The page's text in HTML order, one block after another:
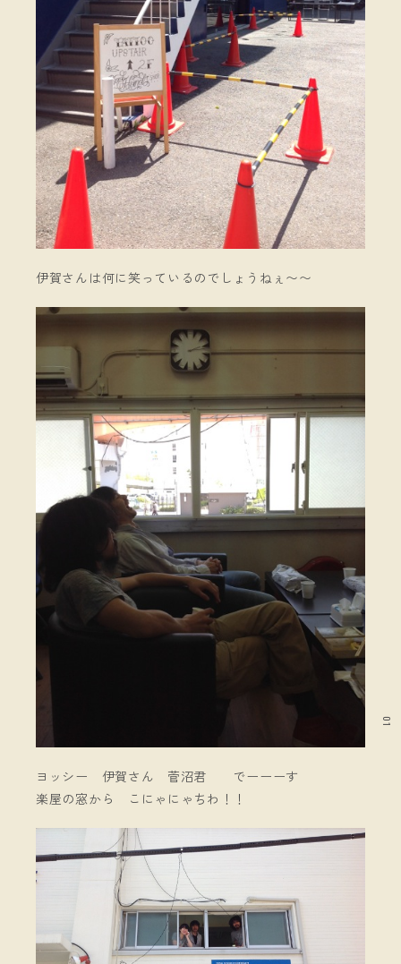
01
伊賀さんは何に笑っているのでしょうねぇ〜〜
ヨッシー 伊賀さん 菅沼君 でーーーす
楽屋の窓から こにゃにゃちわ！！